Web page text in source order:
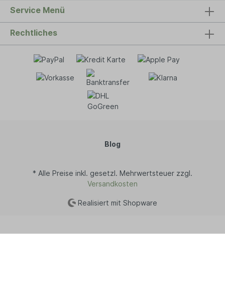
Service Menü
Rechtliches
Blog
* Alle Preise inkl. gesetzl. Mehrwertsteuer zzgl.
Versandkosten
Realisiert mit Shopware